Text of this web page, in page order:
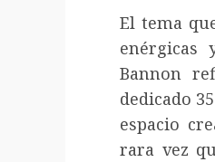
El tema
enérgicas
Bannon
dedicado
espacio
rara vez